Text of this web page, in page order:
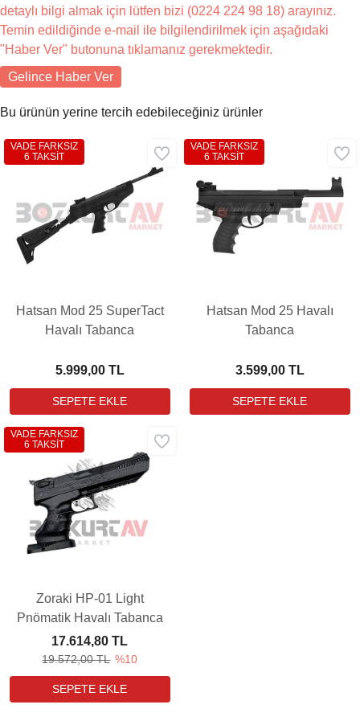
detaylı bilgi almak için lütfen bizi (0224 224 98 18) arayınız.
Temin edildiğinde e-mail ile bilgilendirilmek için aşağıdaki
"Haber Ver" butonuna tıklamanız gerekmektedir.
Gelince Haber Ver
Bu ürünün yerine tercih edebileceğiniz ürünler
Hatsan Mod 25 SuperTact
Havalı Tabanca
5.999,00 TL
VADE FARKSIZ
6 TAKSİT
Hatsan Mod 25 Havalı
Tabanca
3.599,00 TL
VADE FARKSIZ
6 TAKSİT
Zoraki HP-01 Light
Pnömatik Havalı Tabanca
19.572,00 TL %10
17.614,80 TL
VADE FARKSIZ
6 TAKSİT